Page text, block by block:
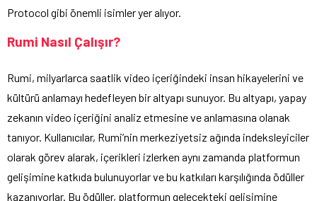
Protocol gibi önemli isimler yer alıyor.
Rumi Nasıl Çalışır?
Rumi, milyarlarca saatlik video içeriğindeki insan hikayelerini ve
kültürü anlamayı hedefleyen bir altyapı sunuyor. Bu altyapı, yapay
zekanın video içeriğini analiz etmesine ve anlamasına olanak
tanıyor. Kullanıcılar, Rumi’nin merkeziyetsiz ağında indeksleyiciler
olarak görev alarak, içerikleri izlerken aynı zamanda platformun
gelişimine katkıda bulunuyorlar ve bu katkıları karşılığında ödüller
kazanıyorlar. Bu ödüller, platformun gelecekteki gelişimine